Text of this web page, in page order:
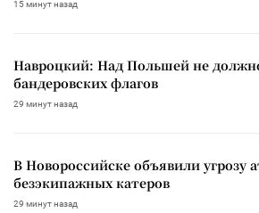
15 минут назад
Навроцкий: Над Польшей не
бандеровских флагов
29 минут назад
В Новороссийске объявили угрозу
безэкипажных катеров
29 минут назад